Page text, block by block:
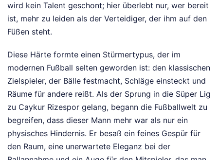
wird kein Talent geschont; hier überlebt nur, wer bereit
ist, mehr zu leiden als der Verteidiger, der ihm auf den
Füßen steht.
Diese Härte formte einen Stürmertypus, der im
modernen Fußball selten geworden ist: den klassischen
Zielspieler, der Bälle festmacht, Schläge einsteckt und
Räume für andere reißt. Als der Sprung in die Süper Lig
zu Caykur Rizespor gelang, begann die Fußballwelt zu
begreifen, dass dieser Mann mehr war als nur ein
physisches Hindernis. Er besaß ein feines Gespür für
den Raum, eine unerwartete Eleganz bei der